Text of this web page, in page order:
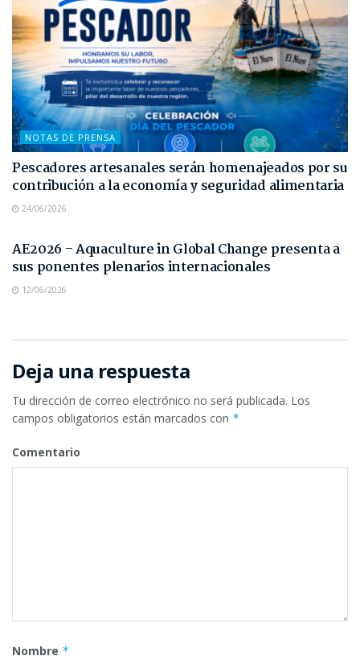
NOTAS DE PRENSA
Pescadores artesanales serán homenajeados por su
contribución a la economía y seguridad alimentaria
24/06/2026
AE2026 – Aquaculture in Global Change presenta a
sus ponentes plenarios internacionales
12/06/2026
Deja una respuesta
Tu dirección de correo electrónico no será publicada. Los
campos obligatorios están marcados con *
Comentario
Nombre *